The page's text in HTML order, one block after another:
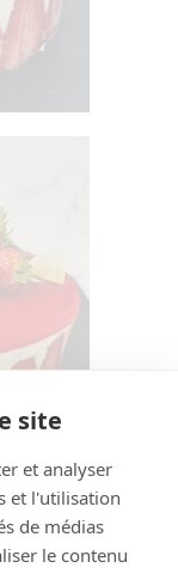
site
et analyser
et l'utilisation
de médias
le contenu